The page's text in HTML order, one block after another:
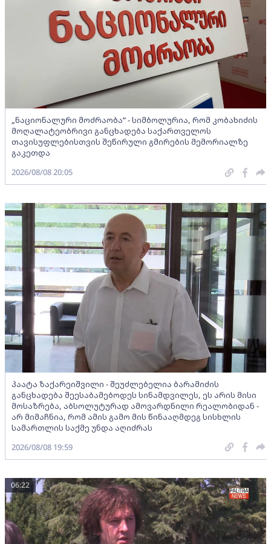
„ნაციონალური მოძრაობა“ - სიმბოლურია, რომ კობახიძის
მოღალატეობრივი განცხადება საქართველოს
თავისუფლებისთვის შეწირული გმირების მემორიალზე
გაკეთდა
2026/08/08 20:05
პაატა ზაქარეიშვილი - შეუძლებელია ბარამიძის
განცხადება შეესაბამებოდეს სინამდვილეს, ეს არის მისი
მოსაზრება, აბსოლუტურად ამოვარდნილი რეალობიდან -
არ მიმაჩნია, რომ ამის გამო მის წინააღმდეგ სისხლის
სამართლის საქმე უნდა აღიძრას
2026/08/08 19:59
06:22